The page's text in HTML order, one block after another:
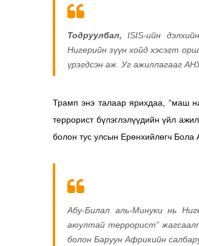
Тодруулбал,ISIS-ийн
Нигерийн зүүн хойд хэсэгт
үрэгдсэн аж. Уг ажиллагааг
Трамп энэ талаар ярихдаа, “маш
террорист бүлэглэлүүдийн үйл
болон тус улсын Ерөнхийлөгч Бола
Абу-Билал аль-Минуки нь
аюултай террорист”
болон Баруун Африкийн